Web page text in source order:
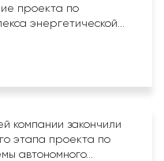
проекта по
энергетической...
компании закончили
этапа проекта по
автономного...